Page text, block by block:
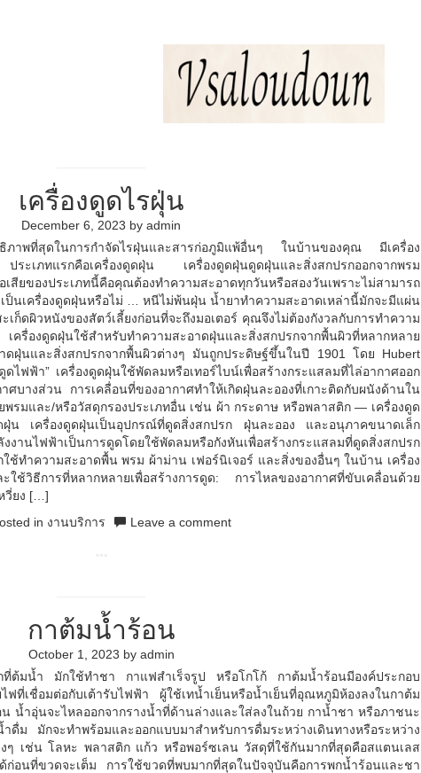
เครื่องดูดไรฝุ่น
December 6, 2023 by admin
ธิภาพที่สุดในการกำจัดไรฝุ่นและสารก่อภูมิแพ้อื่นๆ ในบ้านของคุณ มีเครื่อง
ระเภทแรกคือเครื่องดูดฝุ่น เครื่องดูดฝุ่นดูดฝุ่นและสิ่งสกปรกออกจากพรม
ยของประเภทนี้คือคุณต้องทำความสะอาดทุกวันหรือสองวันเพราะไม่สามารถ
ป็นเครื่องดูดฝุ่นหรือไม่ … หนีไม่พ้นฝุ่น น้ำยาทำความสะอาดเหล่านี้มักจะมีแผ่น
เก็ดผิวหนังของสัตว์เลี้ยงก่อนที่จะถึงมอเตอร์ คุณจึงไม่ต้องกังวลกับการทำความ
องดูดฝุ่นใช้สำหรับทำความสะอาดฝุ่นและสิ่งสกปรกจากพื้นผิวที่หลากหลาย
ดฝุ่นและสิ่งสกปรกจากพื้นผิวต่างๆ มันถูกประดิษฐ์ขึ้นในปี 1901 โดย Hubert
ดไฟฟ้า” เครื่องดูดฝุ่นใช้พัดลมหรือเทอร์ไบน์เพื่อสร้างกระแสลมที่ไล่อากาศออก
บางส่วน การเคลื่อนที่ของอากาศทำให้เกิดฝุ่นละอองที่เกาะติดกับผนังด้านใน
รมและ/หรือวัสดุกรองประเภทอื่น เช่น ผ้า กระดาษ หรือพลาสติก — เครื่องดูด
ฝุ่น เครื่องดูดฝุ่นเป็นอุปกรณ์ที่ดูดสิ่งสกปรก ฝุ่นละออง และอนุภาคขนาดเล็ก
านไฟฟ้าเป็นการดูดโดยใช้พัดลมหรือกังหันเพื่อสร้างกระแสลมที่ดูดสิ่งสกปรก
ช้ทำความสะอาดพื้น พรม ผ้าม่าน เฟอร์นิเจอร์ และสิ่งของอื่นๆ ในบ้าน เครื่อง
ช้วิธีการที่หลากหลายเพื่อสร้างการดูด: การไหลของอากาศที่ขับเคลื่อนด้วย
วี่ยง […]
in งานบริการ Leave a comment
กาต้มน้ำร้อน
October 1, 2023 by admin
กที่ต้มน้ำ มักใช้ทำชา กาแฟสำเร็จรูป หรือโกโก้ กาต้มน้ำร้อนมีองค์ประกอบ
ฟที่เชื่อมต่อกับเต้ารับไฟฟ้า ผู้ใช้เทน้ำเย็นหรือน้ำเย็นที่อุณหภูมิห้องลงในกาต้ม
น้ำอุ่นจะไหลออกจากรางน้ำที่ด้านล่างและใส่ลงในถ้วย กาน้ำชา หรือภาชนะ
มักจะทำพร้อมและออกแบบมาสำหรับการดื่มระหว่างเดินทางหรือระหว่าง
งๆ เช่น โลหะ พลาสติก แก้ว หรือพอร์ซเลน วัสดุที่ใช้กันมากที่สุดคือสแตนเลส
ก่อนที่ขวดจะเต็ม การใช้ขวดที่พบมากที่สุดในปัจจุบันคือการพกน้ำร้อนและชา